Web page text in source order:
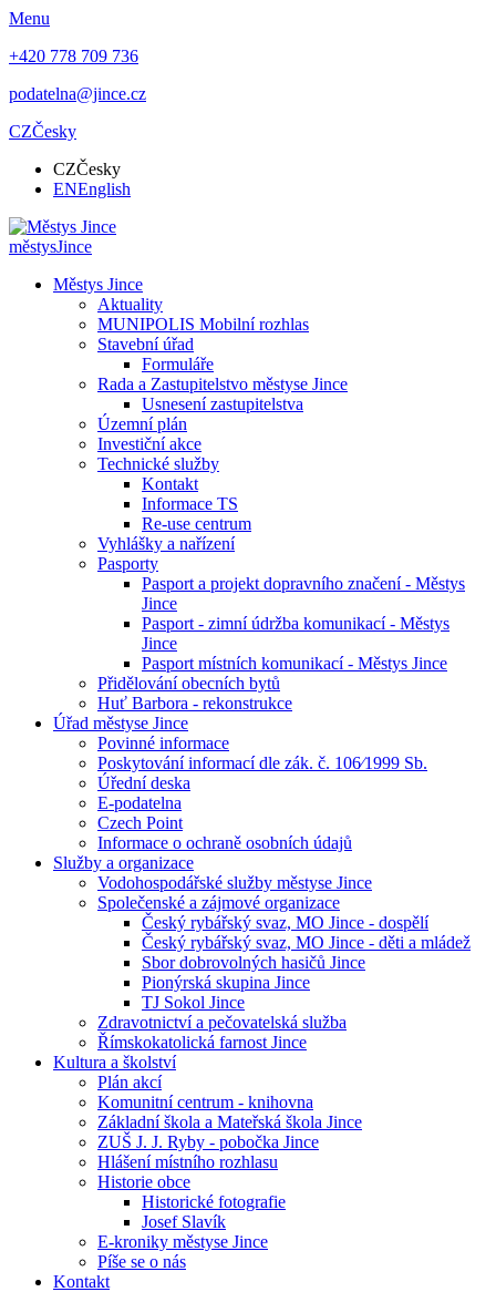
Menu
+420 778 709 736
podatelna@jince.cz
CZČesky
CZČesky
ENEnglish
městysJince
Městys Jince
Aktuality
MUNIPOLIS Mobilní rozhlas
Stavební úřad
Formuláře
Rada a Zastupitelstvo městyse Jince
Usnesení zastupitelstva
Územní plán
Investiční akce
Technické služby
Kontakt
Informace TS
Re-use centrum
Vyhlášky a nařízení
Pasporty
Pasport a projekt dopravního značení - Městys
Jince
Pasport - zimní údržba komunikací - Městys
Jince
Pasport místních komunikací - Městys Jince
Přidělování obecních bytů
Huť Barbora - rekonstrukce
Úřad městyse Jince
Povinné informace
Poskytování informací dle zák. č. 106⁄1999 Sb.
Úřední deska
E-podatelna
Czech Point
Informace o ochraně osobních údajů
Služby a organizace
Vodohospodářské služby městyse Jince
Společenské a zájmové organizace
Český rybářský svaz, MO Jince - dospělí
Český rybářský svaz, MO Jince - děti a mládež
Sbor dobrovolných hasičů Jince
Pionýrská skupina Jince
TJ Sokol Jince
Zdravotnictví a pečovatelská služba
Římskokatolická farnost Jince
Kultura a školství
Plán akcí
Komunitní centrum - knihovna
Základní škola a Mateřská škola Jince
ZUŠ J. J. Ryby - pobočka Jince
Hlášení místního rozhlasu
Historie obce
Historické fotografie
Josef Slavík
E-kroniky městyse Jince
Píše se o nás
Kontakt